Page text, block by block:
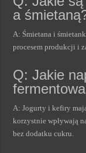
a
A: Śmietana i
procesem produkcji i
Q: Jakie
A: Jogurty i kefiry
korzystnie wpływają
bez dodatku cukru.